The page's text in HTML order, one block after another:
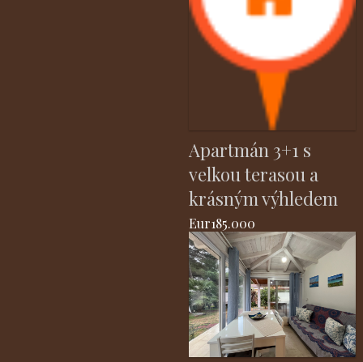
Apartmán 3+1 s
velkou terasou a
krásným výhledem
Eur185.000